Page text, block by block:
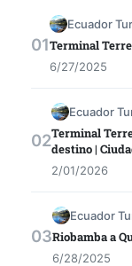
Ecuador
Terminal
6/27/2025
Ecuador
Terminal
destino |
2/01/2026
Ecuador
Riobamba a
6/28/2025